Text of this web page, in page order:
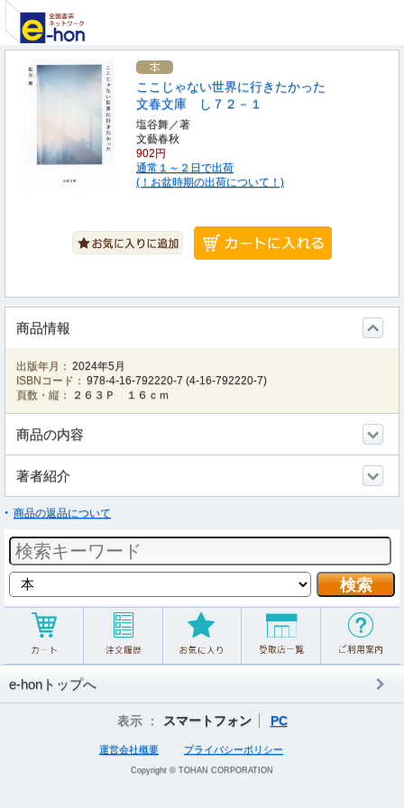
ここじゃない世界に行きたかった
文春文庫 し７２－１
塩谷舞／著
文藝春秋
902円
通常１～２日で出荷
(！お盆時期の出荷について！)
商品情報
出版年月： 2024年5月
ISBNコード： 978-4-16-792220-7 (4-16-792220-7)
頁数・縦：
２６３Ｐ １６ｃｍ
商品の内容
著者紹介
商品の返品について
e-honトップへ
表示 ： スマートフォン PC
運営会社概要 プライバシーポリシー
Copyright © TOHAN CORPORATION